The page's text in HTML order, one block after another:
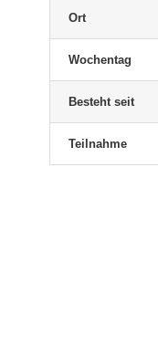
Ort
Wochentag
Besteht seit
Teilnahme